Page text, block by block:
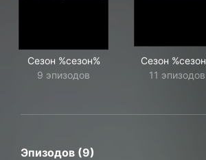
Сезон %сезон%
9 эпизодов
Сезон
11 эпизодов
Эпизодов (9)